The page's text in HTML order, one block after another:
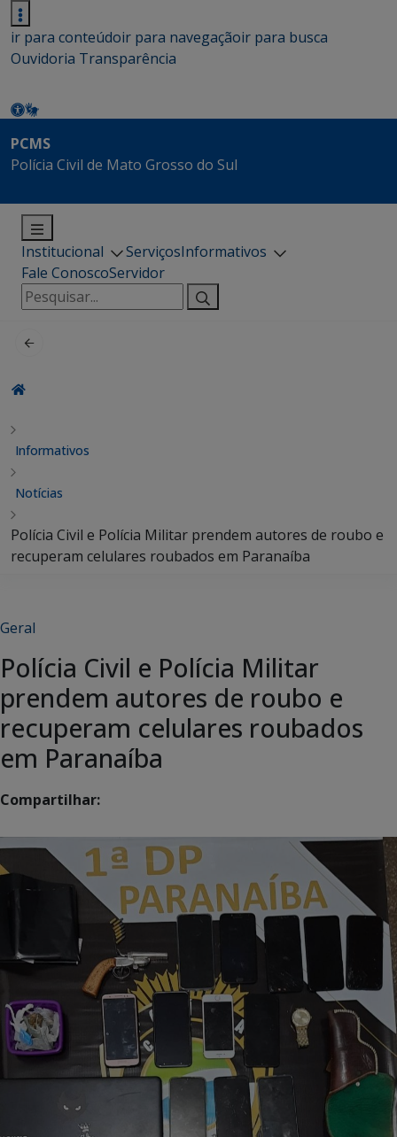
ir para conteúdoir para navegaçãoir para busca
Ouvidoria Transparência
PCMS
Polícia Civil de Mato Grosso do Sul
Institucional ServiçosInformativos
Fale ConoscoServidor
Pesquisar
por:
Informativos
Notícias
Polícia Civil e Polícia Militar prendem autores de roubo e
recuperam celulares roubados em Paranaíba
Geral
Polícia Civil e Polícia Militar
prendem autores de roubo e
recuperam celulares roubados
em Paranaíba
Compartilhar: